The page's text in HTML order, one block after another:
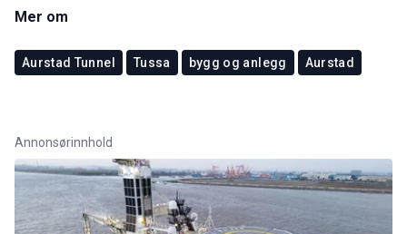
Mer om
Aurstad Tunnel Tussa bygg og anlegg Aurstad
Annonsørinnhold